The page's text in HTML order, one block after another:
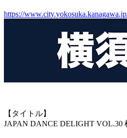
https://
【タイトル】
JAPAN DANCE DELIGHT VOL.30